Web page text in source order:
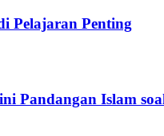
Pelajaran Penting
Pandangan Islam